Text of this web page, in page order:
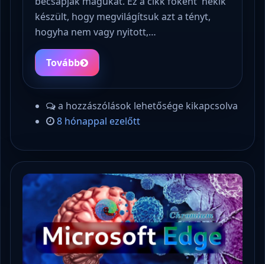
készült, hogy megvilágítsuk azt a tényt,
hogyha nem vagy nyitott,…
Tovább
a hozzászólások lehetősége kikapcsolva
8 hónappal ezelőtt